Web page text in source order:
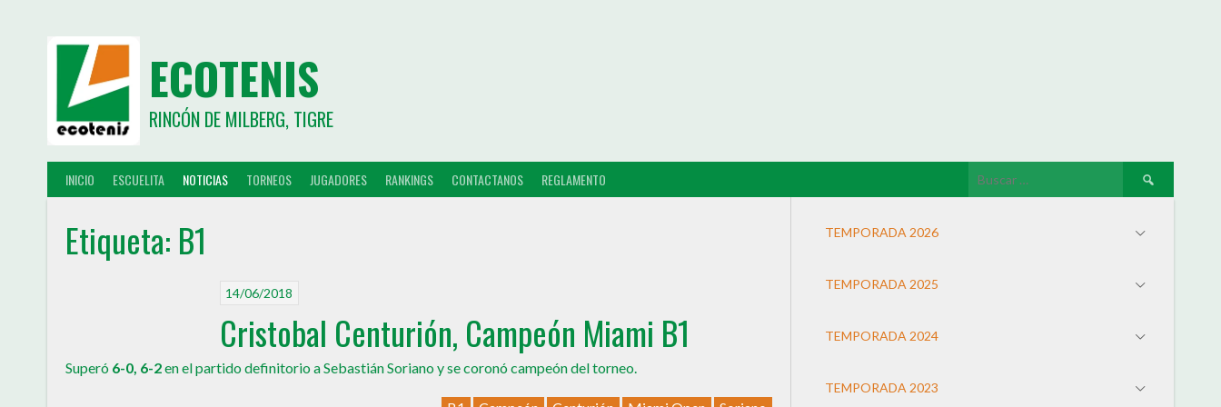
ECOTENIS
RINCÓN DE MILBERG, TIGRE
INICIO ESCUELITA NOTICIAS TORNEOS JUGADORES RANKINGS CONTACTANOS REGLAMENTO
Etiqueta: B1
14/06/2018
Cristobal Centurión, Campeón Miami B1
Superó 6-0, 6-2en el partido definitorio a Sebastián Soriano y se coronó campeón del torneo.
TEMPORADA 2026
TEMPORADA 2025
TEMPORADA 2024
TEMPORADA 2023